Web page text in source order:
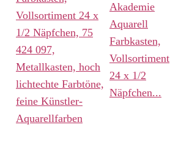
Akademie
Aquarell
Farbkasten,
Vollsortiment
24 x 1/2
Näpfchen...